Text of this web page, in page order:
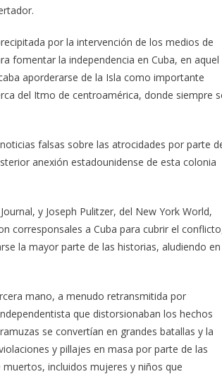
por la intervención de los medios de
fomentar la independencia en Cuba, en aquel
aporderarse de la Isla como importante
del Itmo de centroamérica, donde siempre
falsas sobre las atrocidades por parte
anexión estadounidense de esta colonia
y Joseph Pulitzer, del New York World,
corresponsales a Cuba para cubrir el
la mayor parte de las historias, aludiendo en
mano, a menudo retransmitida por
que distorsionaban los hechos
se convertían en grandes batallas y la
y pillajes en masa por parte de las
incluidos mujeres y niños que